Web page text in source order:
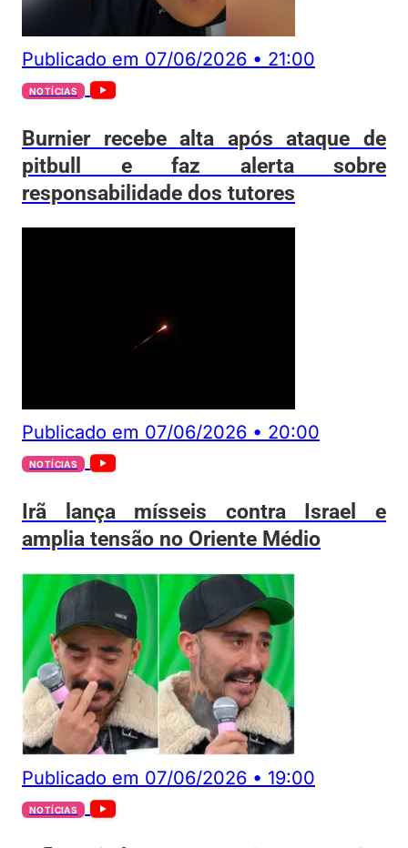
Publicado em 07/06/2026 • 21:00
NOTÍCIAS
Burnier recebe alta após ataque de
pitbull e faz alerta sobre
responsabilidade dos tutores
Publicado em 07/06/2026 • 20:00
NOTÍCIAS
Irã lança mísseis contra Israel e
amplia tensão no Oriente Médio
Publicado em 07/06/2026 • 19:00
NOTÍCIAS